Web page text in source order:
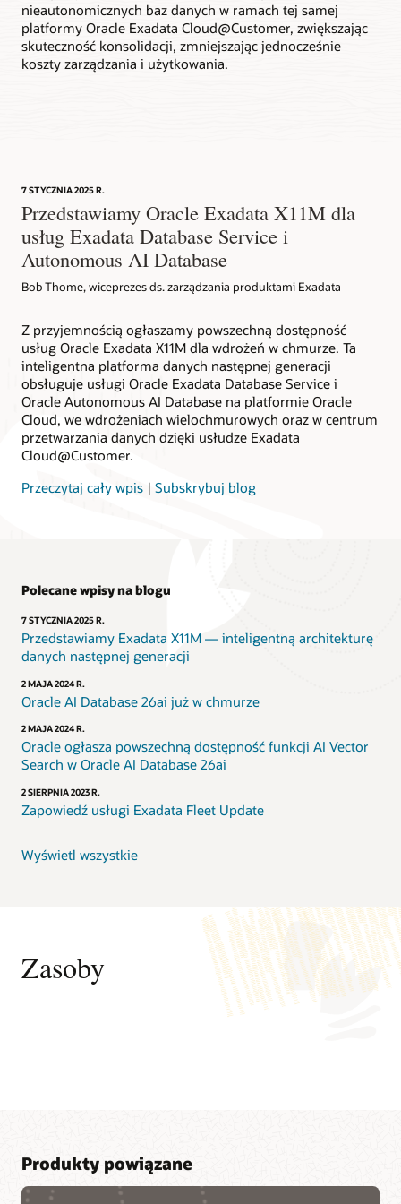
nieautonomicznych baz danych w ramach tej samej
platformy Oracle Exadata Cloud@Customer, zwiększając
skuteczność konsolidacji, zmniejszając jednocześnie
koszty zarządzania i użytkowania.
7 STYCZNIA 2025 R.
Przedstawiamy Oracle Exadata X11M dla
usług Exadata Database Service i
Autonomous AI Database
Bob Thome, wiceprezes ds. zarządzania produktami Exadata
Z przyjemnością ogłaszamy powszechną dostępność
usług Oracle Exadata X11M dla wdrożeń w chmurze. Ta
inteligentna platforma danych następnej generacji
obsługuje usługi Oracle Exadata Database Service i
Oracle Autonomous AI Database na platformie Oracle
Cloud, we wdrożeniach wielochmurowych oraz w centrum
przetwarzania danych dzięki usłudze Exadata
Cloud@Customer.
Przeczytaj cały wpis | Subskrybuj blog
Polecane wpisy na blogu
7 STYCZNIA 2025 R.
Przedstawiamy Exadata X11M — inteligentną architekturę
danych następnej generacji
2 MAJA 2024 R.
Oracle AI Database 26ai już w chmurze
2 MAJA 2024 R.
Oracle ogłasza powszechną dostępność funkcji AI Vector
Search w Oracle AI Database 26ai
2 SIERPNIA 2023 R.
Zapowiedź usługi Exadata Fleet Update
Wyświetl wszystkie
Zasoby
Produkty powiązane